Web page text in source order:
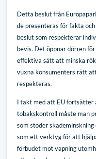
Detta beslut från
de presenteras för fakta
beslut som respekterar
bevis. Det öppnar dörren
effektiva sätt att minska
vuxna konsumenters rätt
respekteras.
I takt med att EU fortsätter
tobakskontroll måste man
som stöder
som ett verktyg för att
förbudet mot vapning